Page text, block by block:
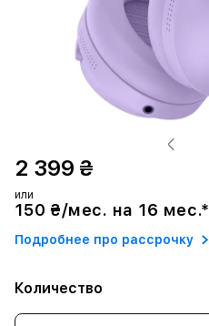
2 399 ₴
или
150 ₴/мес. на 16 мес.*
Подробнее про рассрочку
Количество